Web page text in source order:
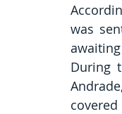
was
During